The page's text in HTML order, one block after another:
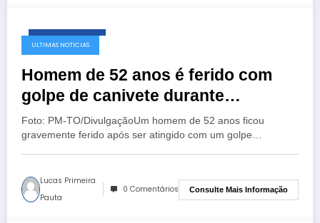
agosto 19, 2025
ULTIMAS NOTICIAS
Homem de 52 anos é ferido com
golpe de canivete durante
discussão em Guaraí
Foto: PM-TO/DivulgaçãoUm homem de 52 anos ficou
gravemente ferido após ser atingido com um golpe…
Lucas Primeira
Pauta
0 Comentários Consulte Mais Informação